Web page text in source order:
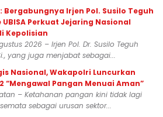
Bergabungnya Irjen Pol. Susilo Teguh
UBISA Perkuat Jejaring Nasional
Kepolisian
2026 – Irjen Pol. Dr. Susilo Teguh
yang juga menjabat sebagai...
Nasional, Wakapolri Luncurkan
“Mengawal Pangan Menuai Aman”
– Ketahanan pangan kini tidak lagi
sebagai urusan sektor...